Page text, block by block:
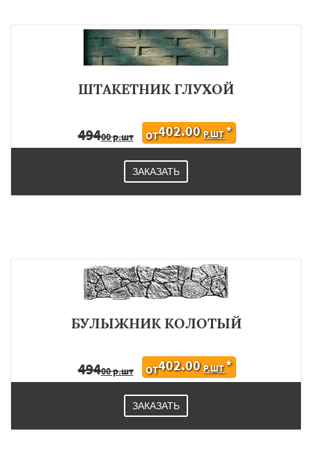
ШТАКЕТНИК ГЛУХОЙ
49400 р.шт ОТ402.00 Р.ШТ*
ЗАКАЗАТЬ
БУЛЫЖНИК КОЛОТЫЙ
49400 р.шт ОТ402.00 Р.ШТ*
ЗАКАЗАТЬ